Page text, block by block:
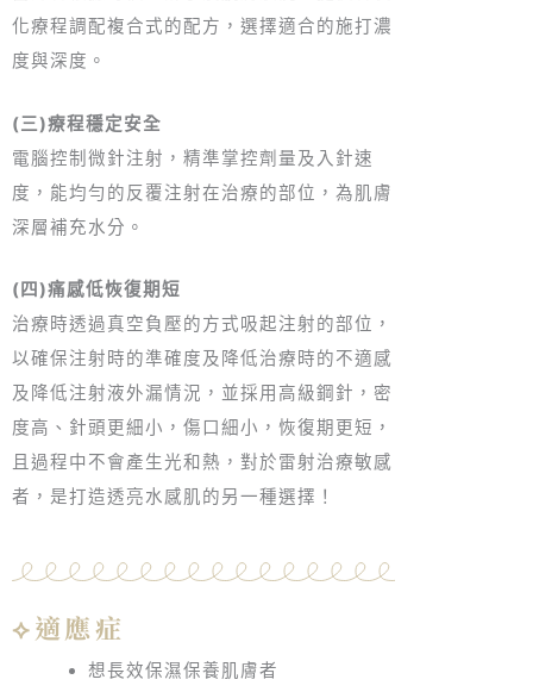
化療程調配複合式的配方，選擇適合的施打濃
度與深度。
(三)療程穩定安全
電腦控制微針注射，精準掌控劑量及入針速
度，能均勻的反覆注射在治療的部位，為肌膚
深層補充水分。
(四)痛感低恢復期短
治療時透過真空負壓的方式吸起注射的部位，
以確保注射時的準確度及降低治療時的不適感
及降低注射液外漏情況，並採用高級鋼針，密
度高、針頭更細小，傷口細小，恢復期更短，
且過程中不會產生光和熱，對於雷射治療敏感
者，是打造透亮水感肌的另一種選擇！
⟡適應症
想長效保濕保養肌膚者